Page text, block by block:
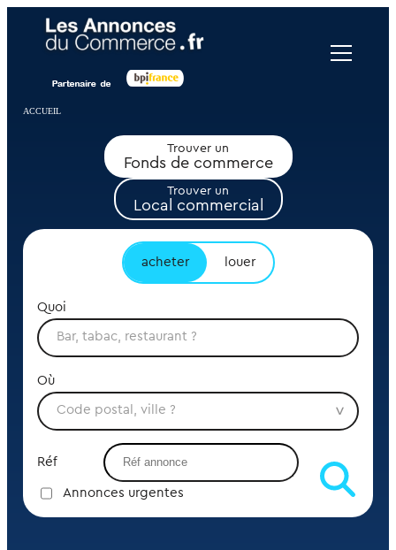
ACCUEIL
Trouver un
Fonds de commerce
Trouver un
Local commercial
acheter louer
Quoi
Où
Réf
Annonces urgentes
Panneau de gestion des cookies